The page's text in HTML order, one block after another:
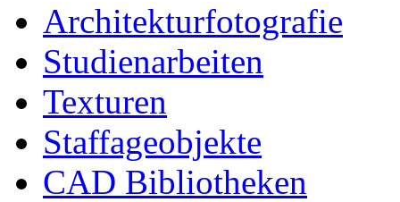
Architekturfotografie
Studienarbeiten
Texturen
Staffageobjekte
CAD Bibliotheken